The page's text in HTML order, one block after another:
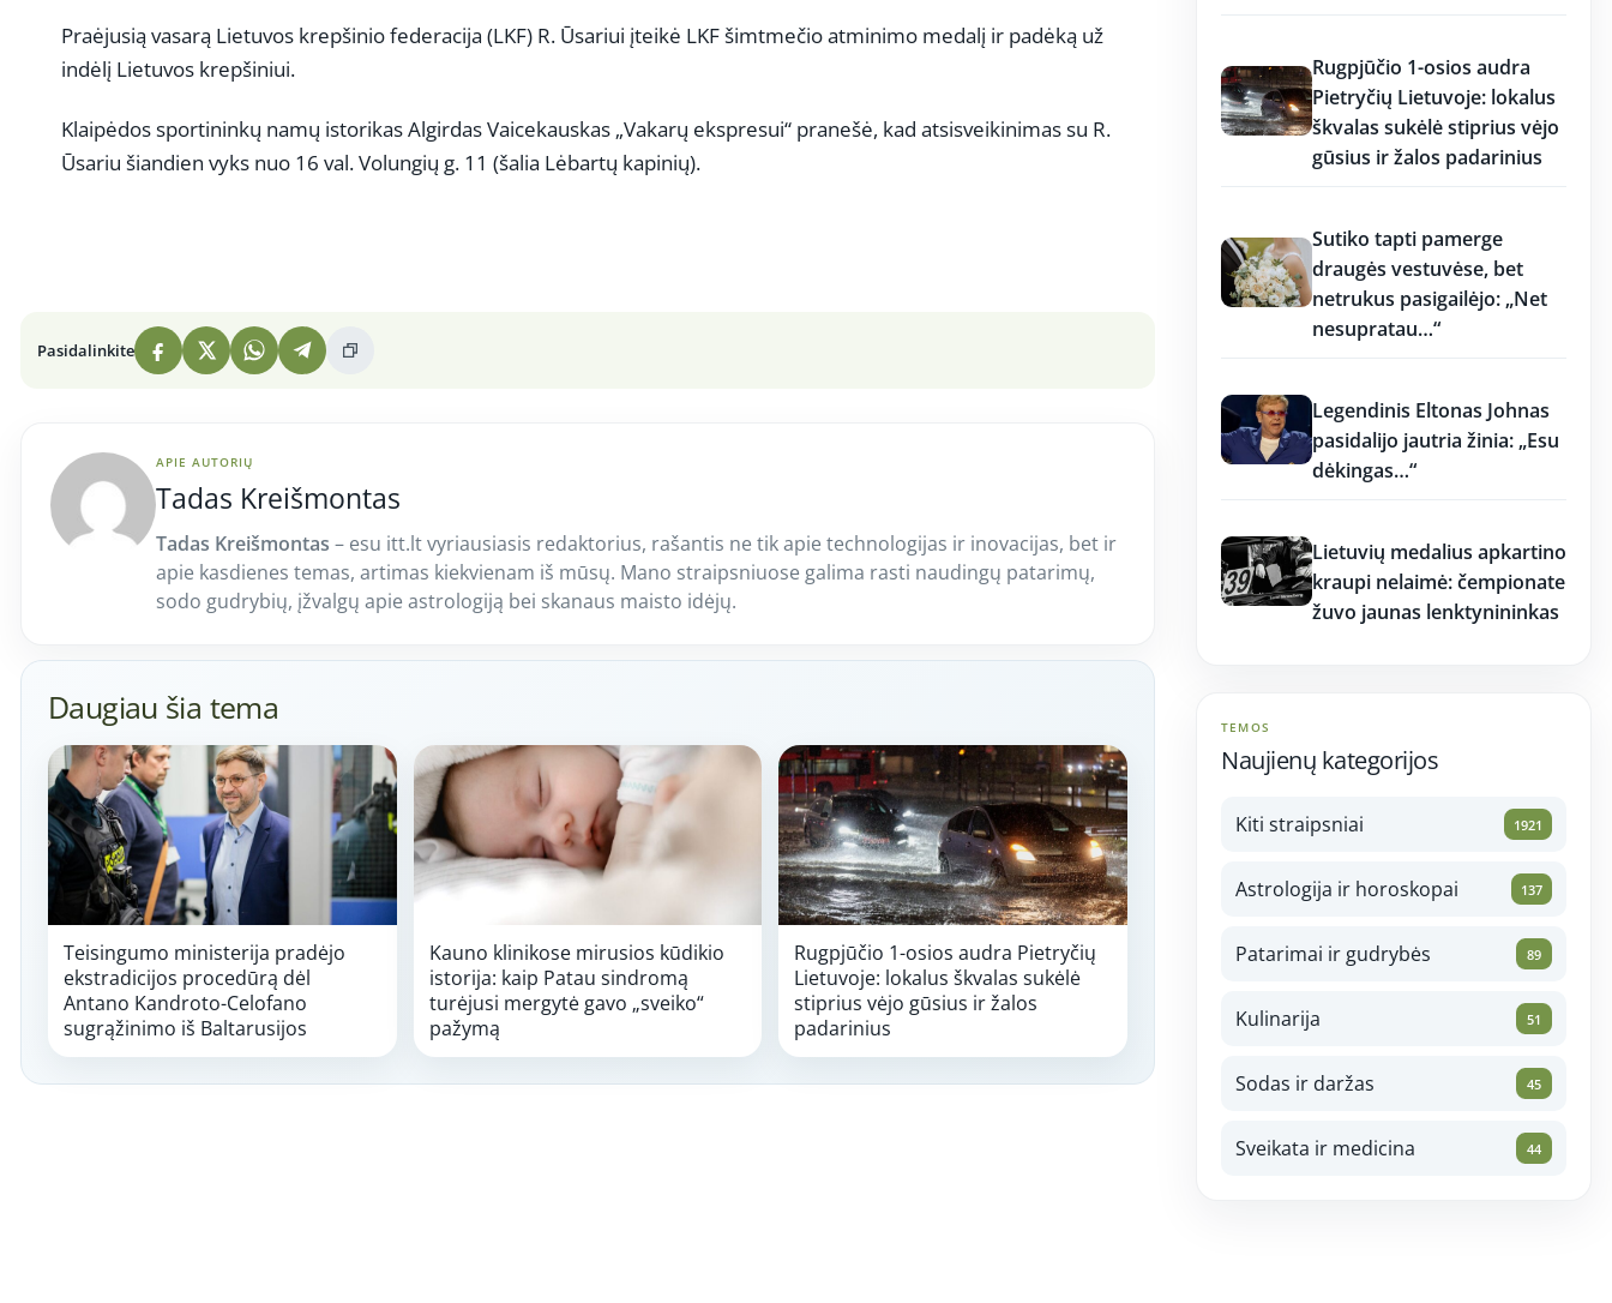
Praėjusią vasarą Lietuvos krepšinio federacija (LKF) R. Ūsariui įteikė LKF šimtmečio atminimo medalį ir padėką už
indėlį Lietuvos krepšiniui.
Klaipėdos sportininkų namų istorikas Algirdas Vaicekauskas „Vakarų ekspresui“ pranešė, kad atsisveikinimas su R.
Ūsariu šiandien vyks nuo 16 val. Volungių g. 11 (šalia Lėbartų kapinių).
Pasidalinkite
APIE AUTORIŲ
Tadas Kreišmontas
Tadas Kreišmontas – esu itt.lt vyriausiasis redaktorius, rašantis ne tik apie technologijas ir inovacijas, bet ir
apie kasdienes temas, artimas kiekvienam iš mūsų. Mano straipsniuose galima rasti naudingų patarimų,
sodo gudrybių, įžvalgų apie astrologiją bei skanaus maisto idėjų.
Daugiau šia tema
Teisingumo ministerija pradėjo
ekstradicijos procedūrą dėl
Antano Kandroto-Celofano
sugrąžinimo iš Baltarusijos
Kauno klinikose mirusios kūdikio
istorija: kaip Patau sindromą
turėjusi mergytė gavo „sveiko“
pažymą
Rugpjūčio 1-osios audra Pietryčių
Lietuvoje: lokalus škvalas sukėlė
stiprius vėjo gūsius ir žalos
padarinius
Rugpjūčio 1-osios audra
Pietryčių Lietuvoje: lokalus
škvalas sukėlė stiprius vėjo
gūsius ir žalos padarinius
Sutiko tapti pamerge
draugės vestuvėse, bet
netrukus pasigailėjo: „Net
nesupratau…“
Legendinis Eltonas Johnas
pasidalijo jautria žinia: „Esu
dėkingas…“
Lietuvių medalius apkartino
kraupi nelaimė: čempionate
žuvo jaunas lenktynininkas
TEMOS
Naujienų kategorijos
Kiti straipsniai 1921
Astrologija ir horoskopai 137
Patarimai ir gudrybės 89
Kulinarija 51
Sodas ir daržas 45
Sveikata ir medicina 44